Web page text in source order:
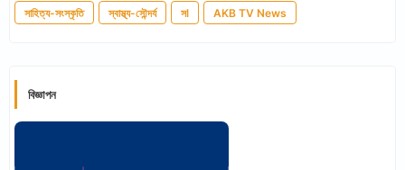
সাহিত্য-সংস্কৃতি স্বাস্থ্য-সৌন্দর্য সl AKB TV News
বিজ্ঞাপন